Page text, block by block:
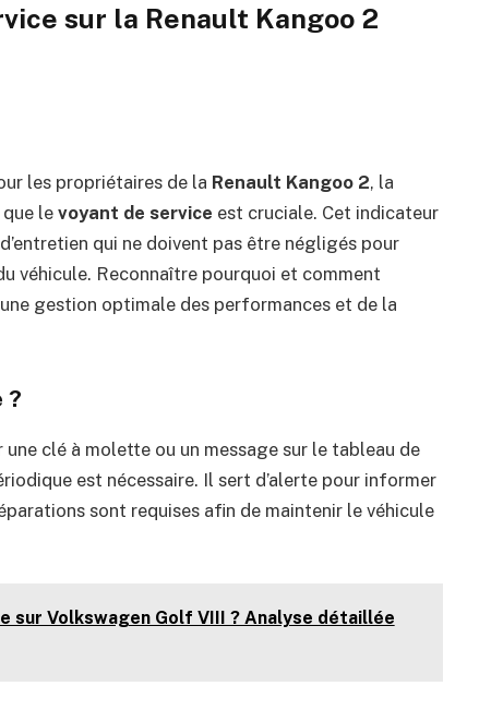
sur la Renault Kangoo 2
les propriétaires de la Renault Kangoo 2, la
que levoyant de service est cruciale. Cet indicateur
qui ne doivent pas être négligés pour
véhicule. Reconnaître pourquoi et comment
gestion optimale des performances et de la
?
une clé à molette ou un message sur le tableau de
est nécessaire. Il sert d’alerte pour informer
sont requises afin de maintenir le véhicule
sur Volkswagen Golf VIII ? Analyse détaillée